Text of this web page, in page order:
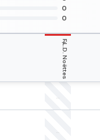
0
0
F.L.D. Noëttes
+